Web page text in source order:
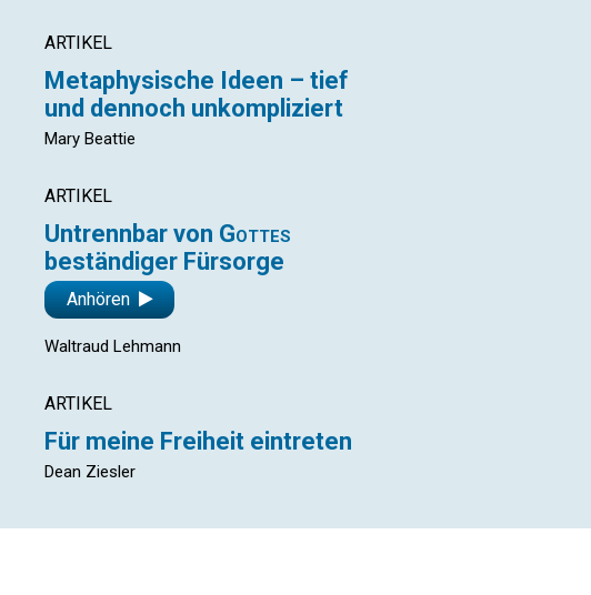
ARTIKEL
Metaphysische Ideen – tief
und dennoch unkompliziert
Mary Beattie
ARTIKEL
Untrennbar von Gottes
beständiger Fürsorge
Anhören
Waltraud Lehmann
ARTIKEL
Für meine Freiheit eintreten
Dean Ziesler